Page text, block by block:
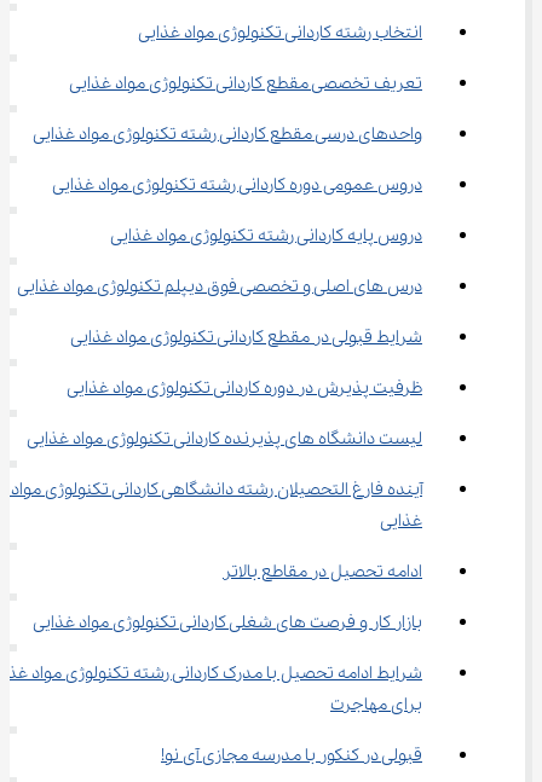
انتخاب رشته ﻛﺎردانی ﺗﻜﻨﻮﻟﻮژی ﻣﻮاد ﻏﺬایی
تعریف تخصصی مقطع کاردانی تکنولوژی مواد غذایی
واحدهای درسی مقطع ﻛﺎردانی رشته ﺗﻜﻨﻮﻟﻮژی ﻣﻮاد ﻏﺬایی
دروس عمومی دوره کاردانی رشته تکنولوژی مواد غذایی
دروس پایه کاردانی رشته تکنولوژی مواد غذایی
درس های اصلی و تخصصی فوق دیپلم تکنولوژی مواد غذایی
شرایط قبولی در مقطع کاردانی تکنولوژی مواد غذایی
ظرفیت پذیرش در دوره کاردانی تکنولوژی مواد غذایی
لیست دانشگاه های پذیرنده ﻛﺎردانی ﺗﻜﻨﻮﻟﻮژی ﻣﻮاد ﻏﺬایی
آینده فارغ التحصیلان رشته دانشگاهی ﻛﺎردانی ﺗﻜﻨﻮﻟﻮژی ﻣﻮاد
ﻏﺬایی
ادامه تحصیل در مقاطع بالاتر
بازار کار و فرصت های شغلی کاردانی تکنولوژی مواد غذایی
شرایط ادامه تحصیل با مدرک ﻛﺎردانی رشته ﺗﻜﻨﻮﻟﻮژی ﻣﻮاد
برای مهاجرت
قبولی در کنکور با مدرسه مجازی آی نو!